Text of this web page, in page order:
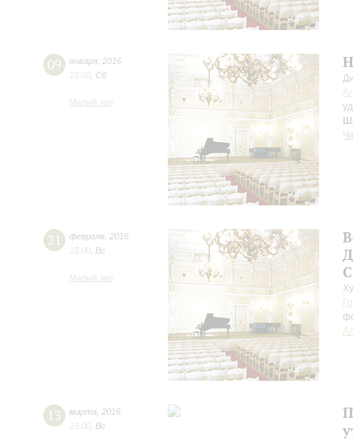
09 января 2016
15:00 Сб
Малый зал
21 февраля 2016
15:00 Вс
Малый зал
13 марта
2016
15:00 Вс